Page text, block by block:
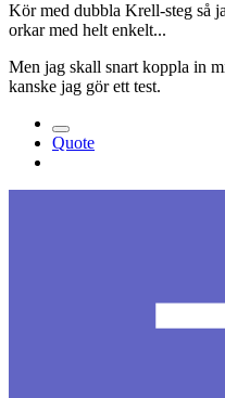
Kör med dubbla Krell-steg så
orkar med helt enkelt...
Men jag skall snart koppla in
kanske jag gör ett test.
Quote